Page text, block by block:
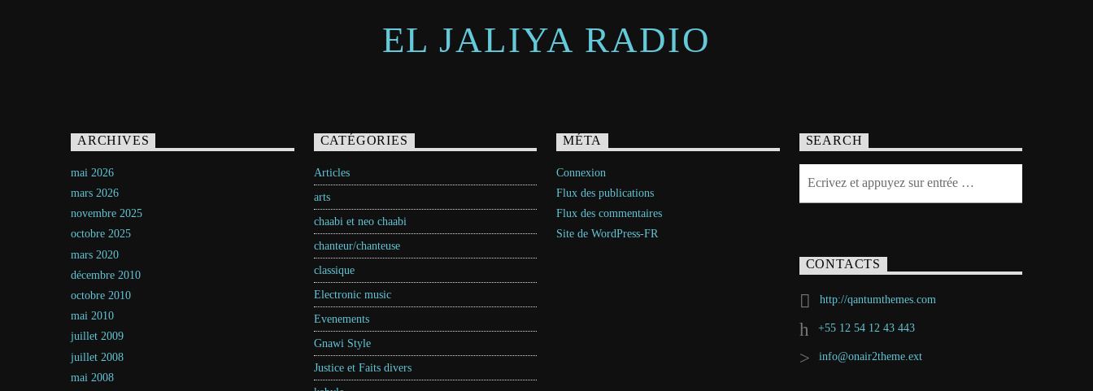
EL JALIYA RADIO
ARCHIVES
mai 2026
mars 2026
novembre 2025
octobre 2025
mars 2020
décembre 2010
octobre 2010
mai 2010
juillet 2009
juillet 2008
mai 2008
CATÉGORIES
Articles
arts
chaabi et neo chaabi
chanteur/chanteuse
classique
Electronic music
Evenements
Gnawi Style
Justice et Faits divers
MÉTA
Connexion
Flux des publications
Flux des commentaires
Site de WordPress-FR
SEARCH
CONTACTS
http://qantumthemes.com
+55 12 54 12 43 443
info@onair2theme.ext